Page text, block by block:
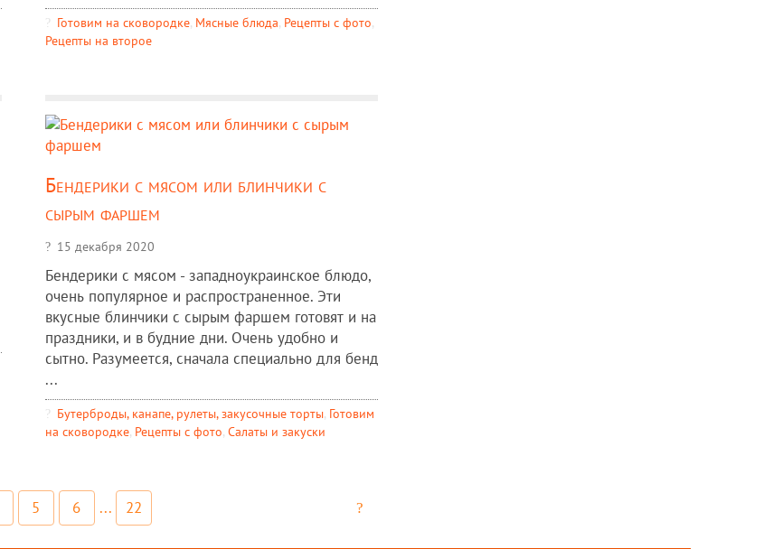
Готовим на сковородке, Мясные блюда, Рецепты c фото,
Рецепты на второе
Бендерики с мясом или блинчики с
сырым фаршем
15 декабря 2020
Бендерики с мясом - западноукраинское блюдо,
очень популярное и распространенное. Эти
вкусные блинчики с сырым фаршем готовят и на
праздники, и в будние дни. Очень удобно и
сытно. Разумеется, сначала специально для бенд
...
Бутерброды, канапе, рулеты, закусочные торты, Готовим
на сковородке, Рецепты c фото, Салаты и закуски
5 6 ... 22